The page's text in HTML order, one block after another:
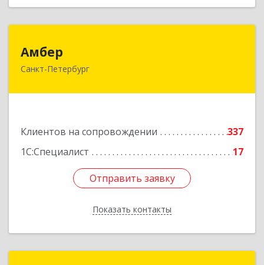
Амбер
Санкт-Петербург
Клиентов на сопровождении
337
1С:Специалист
17
Отправить заявку
Показать контакты
191119, Санкт-Петербург г, Правды ул, дом №
Отправить заявку
Назад